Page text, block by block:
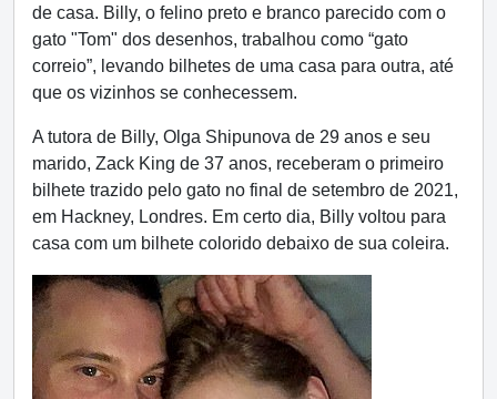
de casa. Billy, o felino preto e branco parecido com o
gato "Tom" dos desenhos, trabalhou como “gato
correio”, levando bilhetes de uma casa para outra, até
que os vizinhos se conhecessem.
A tutora de Billy, Olga Shipunova de 29 anos e seu
marido, Zack King de 37 anos, receberam o primeiro
bilhete trazido pelo gato no final de setembro de 2021,
em Hackney, Londres. Em certo dia, Billy voltou para
casa com um bilhete colorido debaixo de sua coleira.